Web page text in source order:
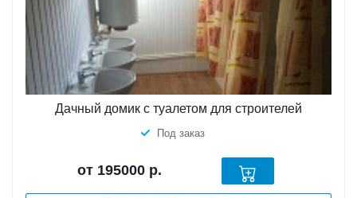
Дачный домик с туалетом для строителей
Под заказ
от 195000 р.